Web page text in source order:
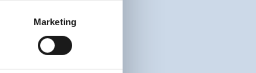
Marketing